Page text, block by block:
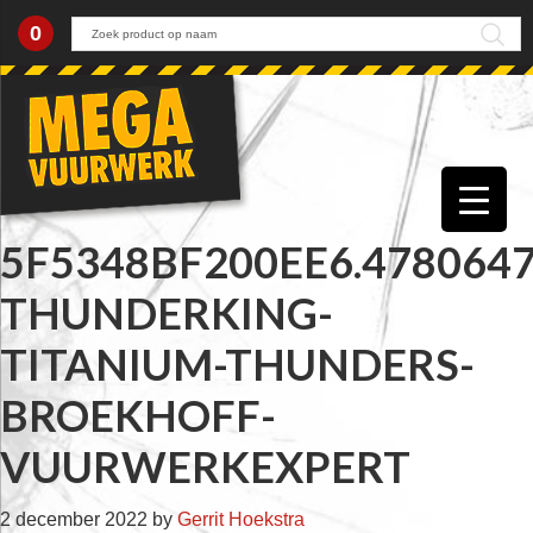
0
Skip
primary
Skip
main
Skip
primary
Skip
footer
THUNDERKING-
TITANIUM-THUNDERS-
BROEKHOFF-
VUURWERKEXPERT
2 december 2022 by Gerrit Hoekstra